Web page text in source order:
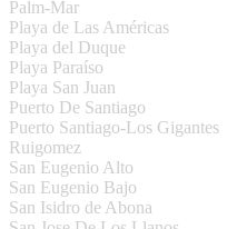
Palm-Mar
Playa de Las Américas
Playa del Duque
Playa Paraíso
Playa San Juan
Puerto De Santiago
Puerto Santiago-Los Gigantes
Ruigomez
San Eugenio Alto
San Eugenio Bajo
San Isidro de Abona